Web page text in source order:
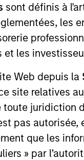
sont définis à
les
et les
Web depuis la
site relatives
toute juridiction
pas
que les
» par
above is
(for
of their
on any links
and the inclusion
information